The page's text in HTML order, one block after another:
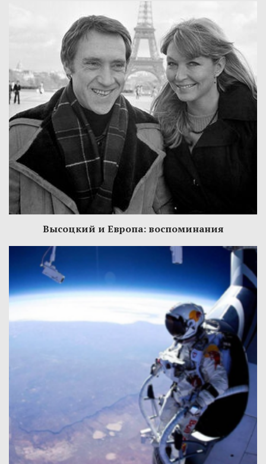
Высоцкий и Европа: воспоминания